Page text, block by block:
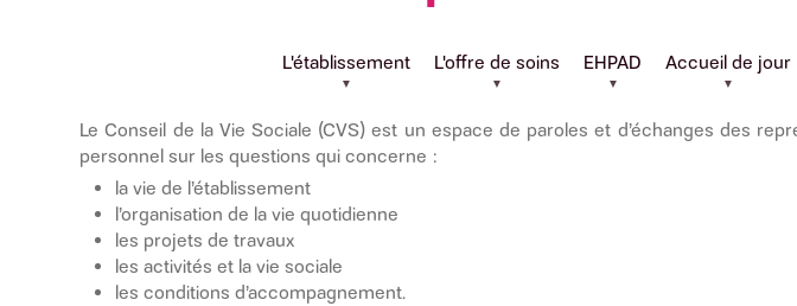
L'établissement L'offre de soins EHPAD Accueil de jour
Le Conseil de la Vie Sociale (CVS) est un espace de paroles et d’échanges des
personnel sur les questions qui concerne :
la vie de l’établissement
l’organisation de la vie quotidienne
les projets de travaux
les activités et la vie sociale
les conditions d’accompagnement.